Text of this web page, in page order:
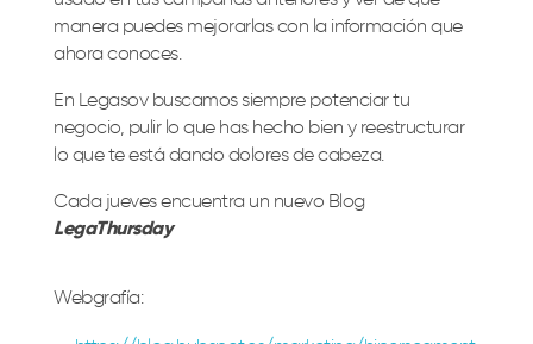
manera puedes mejorarlas con la información que
ahora conoces.
En Legasov buscamos siempre potenciar tu
negocio, pulir lo que has hecho bien y reestructurar
lo que te está dando dolores de cabeza.
Cada jueves encuentra un nuevo Blog
LegaThursday
Webgrafía: